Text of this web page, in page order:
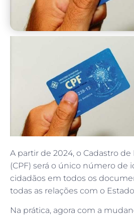
A partir de 2024, o Cadastro de
(CPF) será o único número de
cidadãos em todos os
todas as relações com o
Na prática, agora com a